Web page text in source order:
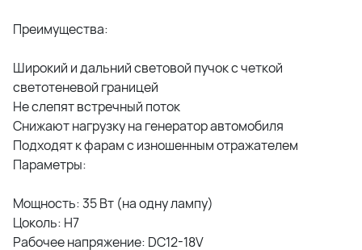
Преимущества:
Широкий и дальний световой пучок с четкой
светотеневой границей
Не слепят встречный поток
Снижают нагрузку на генератор автомобиля
Подходят к фарам с изношенным отражателем
Параметры:
Мощность: 35 Вт (на одну лампу)
Цоколь: H7
Рабочее напряжение: DC12-18V